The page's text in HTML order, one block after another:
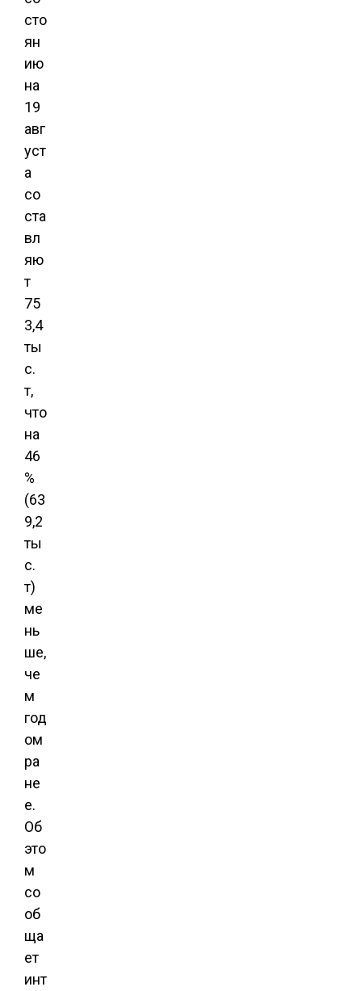
сто
ян
ию
на
19
авг
уст
а
со
ста
вл
яю
т
75
3,4
ты
с.
т,
что
на
46
%
(63
9,2
ты
с.
т)
ме
нь
ше,
че
м
год
ом
ра
не
е.
Об
это
м
со
об
ща
ет
инт